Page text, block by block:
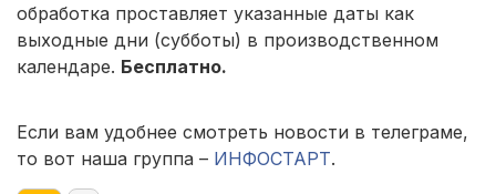
обработка проставляет указанные даты как
выходные дни (субботы) в производственном
календаре. Бесплатно.
Если вам удобнее смотреть новости в телеграме,
то вот наша группа – ИНФОСТАРТ.